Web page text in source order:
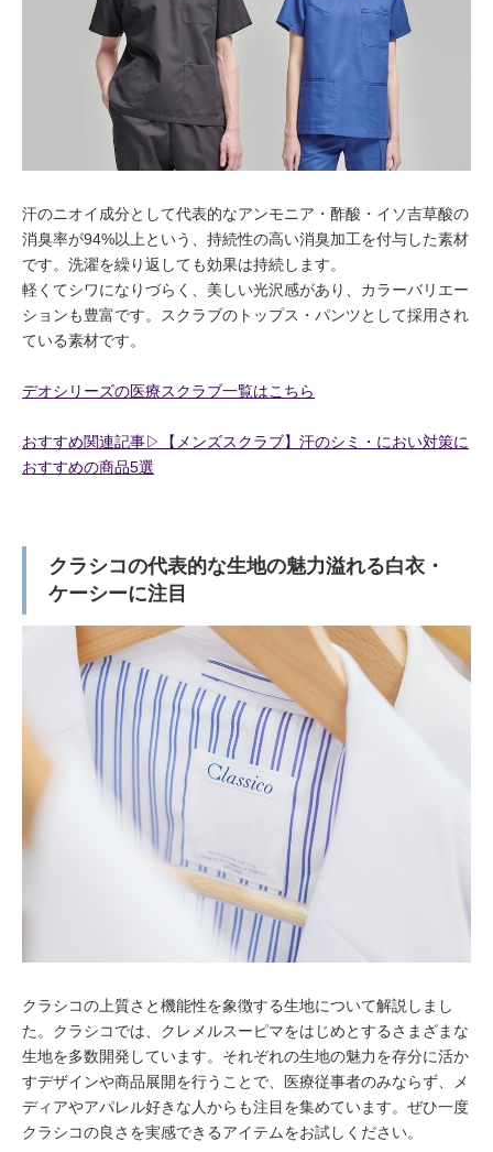
汗のニオイ成分として代表的なアンモニア・酢酸・イソ吉草酸の
消臭率が94%以上という、持続性の高い消臭加工を付与した素材
です。洗濯を繰り返しても効果は持続します。
軽くてシワになりづらく、美しい光沢感があり、カラーバリエー
ションも豊富です。スクラブのトップス・パンツとして採用され
ている素材です。
デオシリーズの医療スクラブ一覧はこちら
おすすめ関連記事▷【メンズスクラブ】汗のシミ・におい対策に
おすすめの商品5選
クラシコの代表的な生地の魅力溢れる白衣・
ケーシーに注目
クラシコの上質さと機能性を象徴する生地について解説しまし
た。クラシコでは、クレメルスーピマをはじめとするさまざまな
生地を多数開発しています。それぞれの生地の魅力を存分に活か
すデザインや商品展開を行うことで、医療従事者のみならず、メ
ディアやアパレル好きな人からも注目を集めています。ぜひ一度
クラシコの良さを実感できるアイテムをお試しください。